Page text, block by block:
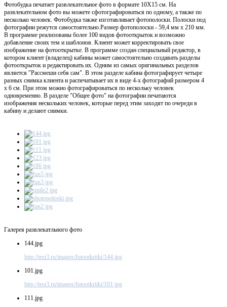
Фотобудка печатает развлекательное фото в формате 10X15 см. На
развлекательном фото вы можете сфотографироваться по одному, а также по
несколько человек. Фотобудка также изготавливает фотополоски. Полоски под
фотографии режутся самостоятельно.Размер фотополоски - 59,4 мм х 210 мм.
В программе реализованы более 100 видов фотооткрыток и возможно
добавление своих тем и шаблонов. Клиент может корректировать свое
изображение на фотооткрытке. В программе создан специальный редактор, в
котором клиент (владелец) кабины может самостоятельно создавать разделы
фотооткрыток и редактировать их. Одним из самых оригинальных разделов
является "Рассмеши себя сам". В этом разделе кабина фотографирует четыре
разных снимка клиента и распечатывает их в виде 4-х фотографий размером 4
х 6 см. При этом можно фотографироваться по нескольку человек
одновременно. В разделе "Общее фото" на фотографии печатаются
изображения нескольких человек, которые перед этим заходят по очереди в
кабину и делают снимки.
Галерея развлекатльного фото
144.jpg
http://test3.ru/images/fotootkritki/144.jpg
101.jpg
http://test3.ru/images/fotootkritki/101.jpg
111.jpg